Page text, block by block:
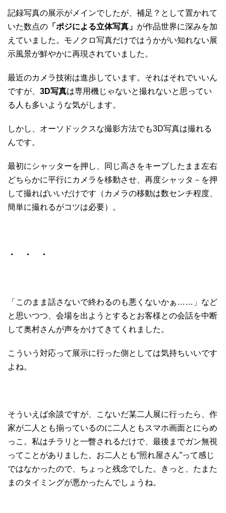
記録写真の展示がメインでしたが、補足？として置かれて
いた数点の 「ポジによる立体写真」 が作品世界に深みを加
えていました。モノクロ写真だけではうかがい知れない展
示風景が鮮やかに再現されていました。
最近のカメラ技術は進歩しています。それはそれでいいん
ですが、 3D写真は専用機じゃないと撮れないと思ってい
る人も多いような気がします。
しかし、オーソドックスな撮影方法でも3D写真は撮れる
んです。
最初にシャッターを押し、同じ高さをキープしたまま左右
どちらかに平行にカメラを移動させ、再度シャッタ－を押
して撮ればいいだけです（カメラの移動は数センチ程度、
簡単に撮れるがコツは必要）。
・ ・ ・
「このまま話さないで終わるのも悪くないかぁ……」など
と思いつつ、会場を出ようとするとお客様との会話を中断
して奥村さんが声をかけてきてくれました。
こういう対応って展示に行った側としては気持ちいいです
よね。
そういえば余談ですが、こないだ某二人展に行ったら、作
家が二人とも揃っているのに二人ともスマホ画面とにらめ
っこ。私はチラリと一瞥されるだけで、最後までガン無視
ってことがありました。お二人とも“照れ屋さん”って感じ
ではなかったので、ちょっと残念でした。きっと、たまた
まのタイミングが悪かったんでしょうね。